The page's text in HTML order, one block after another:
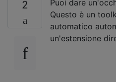
2 Puoi dare
Questo è un
automatico
un'estensione